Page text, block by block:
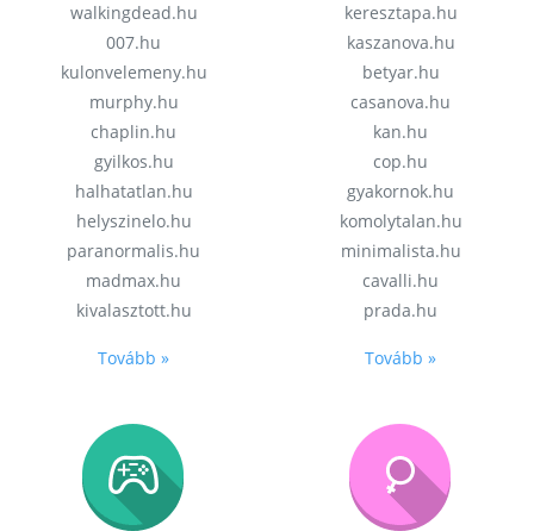
walkingdead.hu
007.hu
kulonvelemeny.hu
murphy.hu
chaplin.hu
gyilkos.hu
halhatatlan.hu
helyszinelo.hu
paranormalis.hu
madmax.hu
kivalasztott.hu
Tovább »
keresztapa.hu
kaszanova.hu
betyar.hu
casanova.hu
kan.hu
cop.hu
gyakornok.hu
komolytalan.hu
minimalista.hu
cavalli.hu
prada.hu
Tovább »